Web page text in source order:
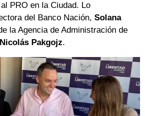
PRO en la Ciudad. Lo
del Banco Nación, Solana
la Agencia de Administración de
Nicolás Pakgojz.